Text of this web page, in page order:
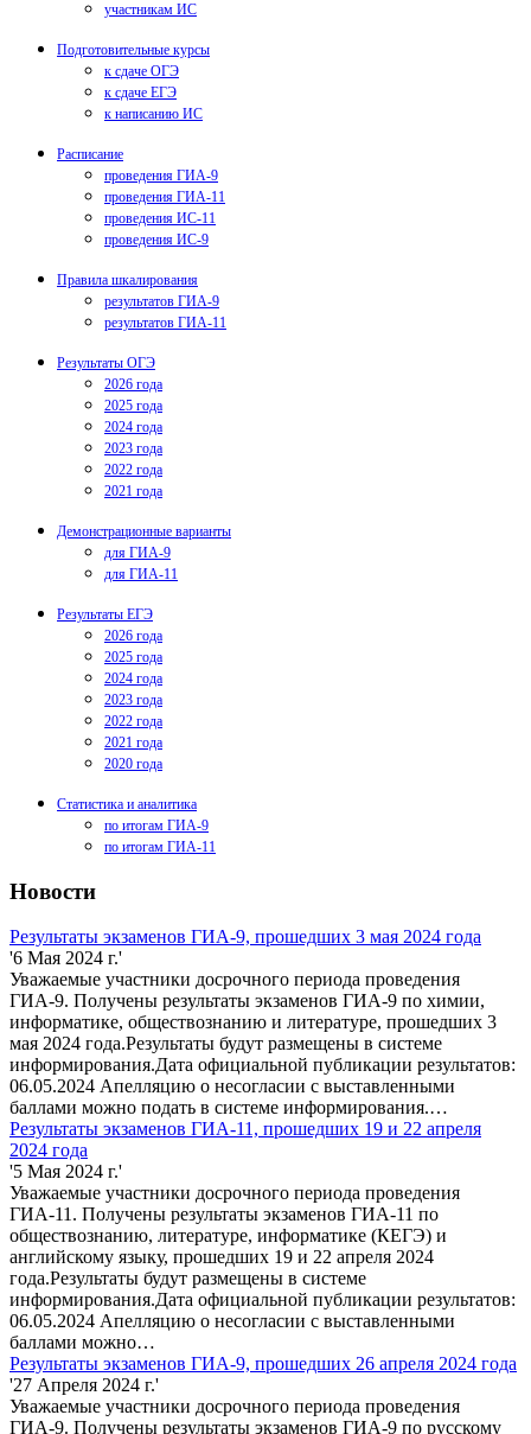
участникам ИС
Подготовительные курсы
к сдаче ОГЭ
к сдаче ЕГЭ
к написанию ИС
Расписание
проведения ГИА-9
проведения ГИА-11
проведения ИС-11
проведения ИС-9
Правила шкалирования
результатов ГИА-9
результатов ГИА-11
Результаты ОГЭ
2026 года
2025 года
2024 года
2023 года
2022 года
2021 года
Демонстрационные варианты
для ГИА-9
для ГИА-11
Результаты ЕГЭ
2026 года
2025 года
2024 года
2023 года
2022 года
2021 года
2020 года
Статистика и аналитика
по итогам ГИА-9
по итогам ГИА-11
Новости
Результаты экзаменов ГИА-9, прошедших 3 мая 2024 года
'6 Мая 2024 г.'
Уважаемые участники досрочного периода проведения
ГИА-9. Получены результаты экзаменов ГИА-9 по химии,
информатике, обществознанию и литературе, прошедших 3
мая 2024 года.Результаты будут размещены в системе
информирования.Дата официальной публикации результатов:
06.05.2024 Апелляцию о несогласии с выставленными
баллами можно подать в системе информирования.…
Результаты экзаменов ГИА-11, прошедших 19 и 22 апреля
2024 года
'5 Мая 2024 г.'
Уважаемые участники досрочного периода проведения
ГИА-11. Получены результаты экзаменов ГИА-11 по
обществознанию, литературе, информатике (КЕГЭ) и
английскому языку, прошедших 19 и 22 апреля 2024
года.Результаты будут размещены в системе
информирования.Дата официальной публикации результатов:
06.05.2024 Апелляцию о несогласии с выставленными
баллами можно…
Результаты экзаменов ГИА-9, прошедших 26 апреля 2024 года
'27 Апреля 2024 г.'
Уважаемые участники досрочного периода проведения
ГИА-9. Получены результаты экзаменов ГИА-9 по русскому